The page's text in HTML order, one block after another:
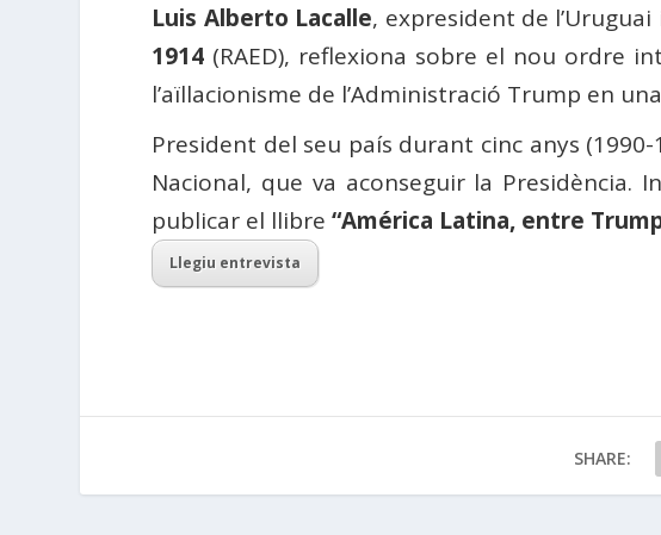
Luis Alberto Lacalle, expresident de
1914 (RAED), reflexiona sobre el nou ordre
l’aïllacionisme de l’Administració Trump en
President del seu país durant cinc anys
Nacional, que va aconseguir la
publicar el llibre“América Latina, entre
Llegiu entrevista
SHARE: